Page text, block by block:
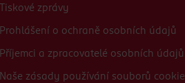
Tiskové zprávy
Prohlášení o ochraně osobních údajů
Příjemci a zpracovatelé osobních údajů
Naše zásady používání souborů cookie